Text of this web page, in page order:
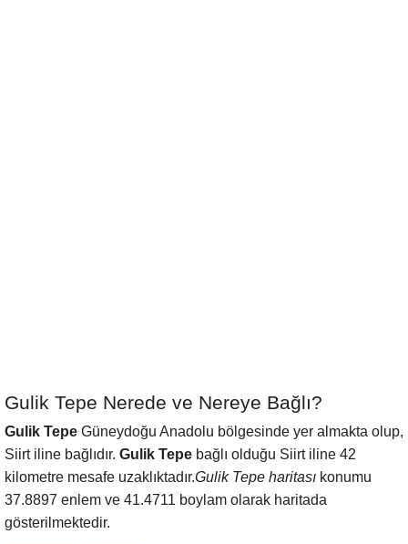
Gulik Tepe Nerede ve Nereye Bağlı?
Gulik Tepe Güneydoğu Anadolu bölgesinde yer almakta olup,
Siirt iline bağlıdır. Gulik Tepe bağlı olduğu Siirt iline 42
kilometre mesafe uzaklıktadır.Gulik Tepe haritası konumu
37.8897 enlem ve 41.4711 boylam olarak haritada
gösterilmektedir.